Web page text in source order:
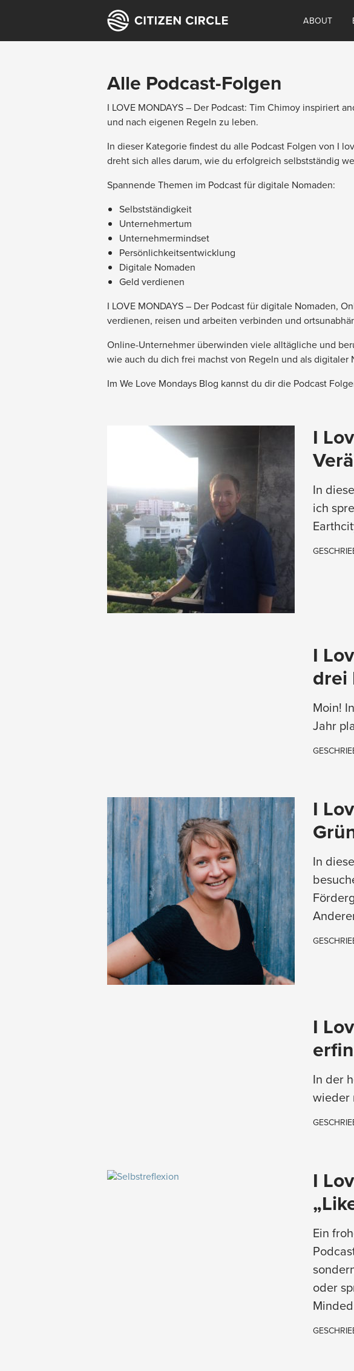
ABOUT
Alle Podcast-Folgen
I LOVE MONDAYS – Der Podcast: Tim Chimoy inspiriert
und nach eigenen Regeln zu leben.
In dieser Kategorie findest du alle Podcast Folgen von I
dreht sich alles darum, wie du erfolgreich selbstständig
Spannende Themen im Podcast für digitale Nomaden:
Selbstständigkeit
Unternehmertum
Unternehmermindset
Persönlichkeitsentwicklung
Digitale Nomaden
Geld verdienen
I LOVE MONDAYS – Der Podcast für digitale Nomaden,
verdienen, reisen und arbeiten verbinden und
Online-Unternehmer überwinden viele alltägliche und
wie auch du dich frei machst von Regeln und als
Im We Love Mondays Blog kannst du dir die Podcast
I
In
ich
I
drei
Moin!
Jahr
I
In
I
In der
wieder
I
Ein
oder